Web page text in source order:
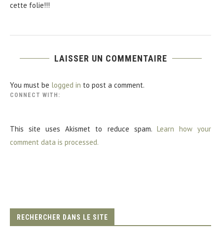
cette folie!!!
LAISSER UN COMMENTAIRE
You must be logged in to post a comment.
CONNECT WITH:
This site uses Akismet to reduce spam. Learn how your
comment data is processed.
RECHERCHER DANS LE SITE